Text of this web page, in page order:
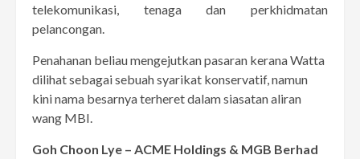
telekomunikasi, tenaga dan perkhidmatan
pelancongan.
Penahanan beliau mengejutkan pasaran kerana Watta
dilihat sebagai sebuah syarikat konservatif, namun
kini nama besarnya terheret dalam siasatan aliran
wang MBI.
Goh Choon Lye – ACME Holdings & MGB Berhad